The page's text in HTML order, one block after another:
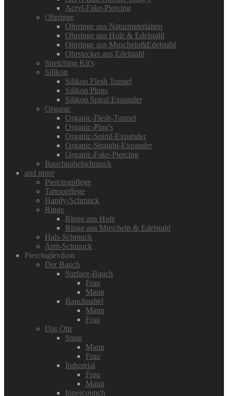
Acryl-Fake-Piercing
Ohrringe
Ohrringe aus Naturmaterialien
Ohrringe aus Holz & Edelstahl
Ohrringe aus Muscheln&Edelstahl
Ohrstecker aus Edelstahl
Stretching Kit's
Silikon
Silikon Flesh Tunnel
Silikon Plugs
Silikon Spiral Expander
Organic
Organic-Flesh-Tunnel
Organic-Plug's
Organic-Spiral-Expander
Organic-Straight-Expander
Organic-Fake-Piercing
Bauchnabelschmuck
and more
Piercingpflege
Tattoopflege
Handy-Schmuck
Ringe
Ringe aus Holz
Ringe aus Muscheln & Edelstahl
Hals-Schmuck
Arm-Schmuck
Piercinglexikon
Der Bauch
Surface-Bauch
Frau
Mann
Bauchnabel
Mann
Frau
Das Ohr
Snug
Mann
Frau
Industrial
Frau
Mann
Innercounch